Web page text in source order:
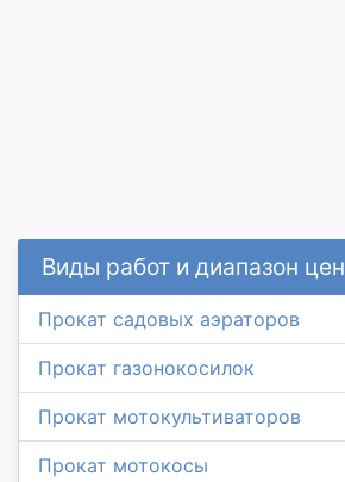
Виды работ и диапазон цен
Прокат садовых аэраторов
Прокат газонокосилок
Прокат мотокультиваторов
Прокат мотокосы